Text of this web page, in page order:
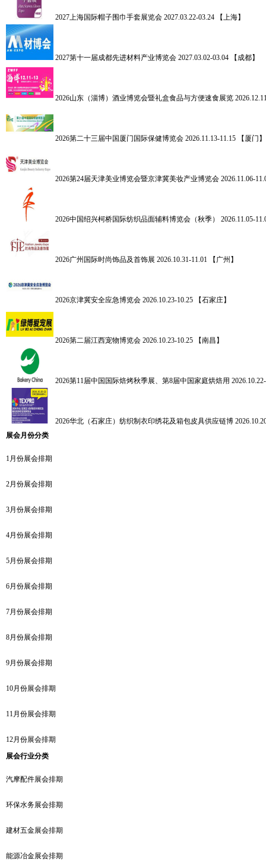
2027上海国际帽子围巾手套展览会 2027.03.22-03.24 【上海】
2027第十一届成都先进材料产业博览会 2027.03.02-03.04 【成都】
2026山东（淄博）酒业博览会暨礼盒食品与方便速食展览
2026第二十三届中国厦门国际保健博览会 2026.11.13-11.15 【厦门】
2026第24届天津美业博览会暨京津冀美妆产业博览会 2026.11.06-
2026中国绍兴柯桥国际纺织品面辅料博览会（秋季） 2026.11.05-
2026广州国际时尚饰品及首饰展 2026.10.31-11.01 【广州】
2026京津冀安全应急博览会 2026.10.23-10.25 【石家庄】
2026第二届江西宠物博览会 2026.10.23-10.25 【南昌】
2026第11届中国国际焙烤秋季展、第8届中国家庭烘焙用
2026华北（石家庄）纺织制衣印绣花及箱包皮具供应链博
展会月份分类
1月份展会排期
2月份展会排期
3月份展会排期
4月份展会排期
5月份展会排期
6月份展会排期
7月份展会排期
8月份展会排期
9月份展会排期
10月份展会排期
11月份展会排期
12月份展会排期
展会行业分类
汽摩配件展会排期
环保水务展会排期
建材五金展会排期
能源冶金展会排期